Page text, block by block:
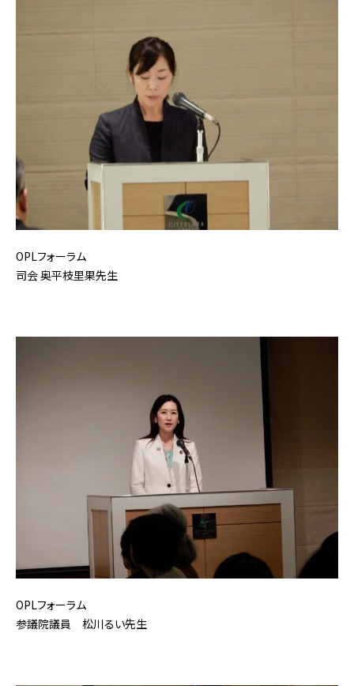
OPLフォーラム
司会 奥平枝里果先生
OPLフォーラム
参議院議員 松川るい先生